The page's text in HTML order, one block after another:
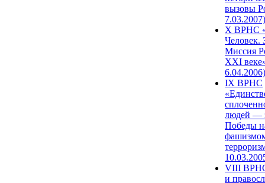
вызовы
7.03.2007)
X ВРНС
Человек.
Миссия
XXI
6.04.2006)
IX ВРНС
людей —
Победы
VIII
и